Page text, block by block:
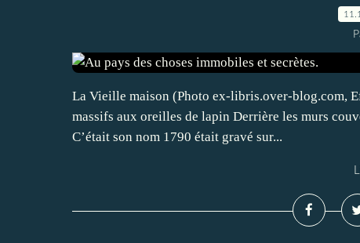
La Vieille maison (Photo ex-libris.over-blog.com,
massifs aux oreilles de lapin Derrière les murs
C’était son nom 1790 était gravé sur...